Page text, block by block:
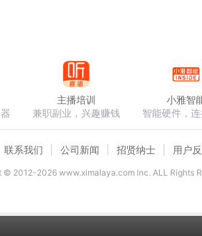
主播培训
兼职副业，兴趣赚钱
小雅智
智能硬件，
联系我们 公司新闻 招贤纳士 用户
© 2012-2026www.ximalaya.com lnc. ALL Rights